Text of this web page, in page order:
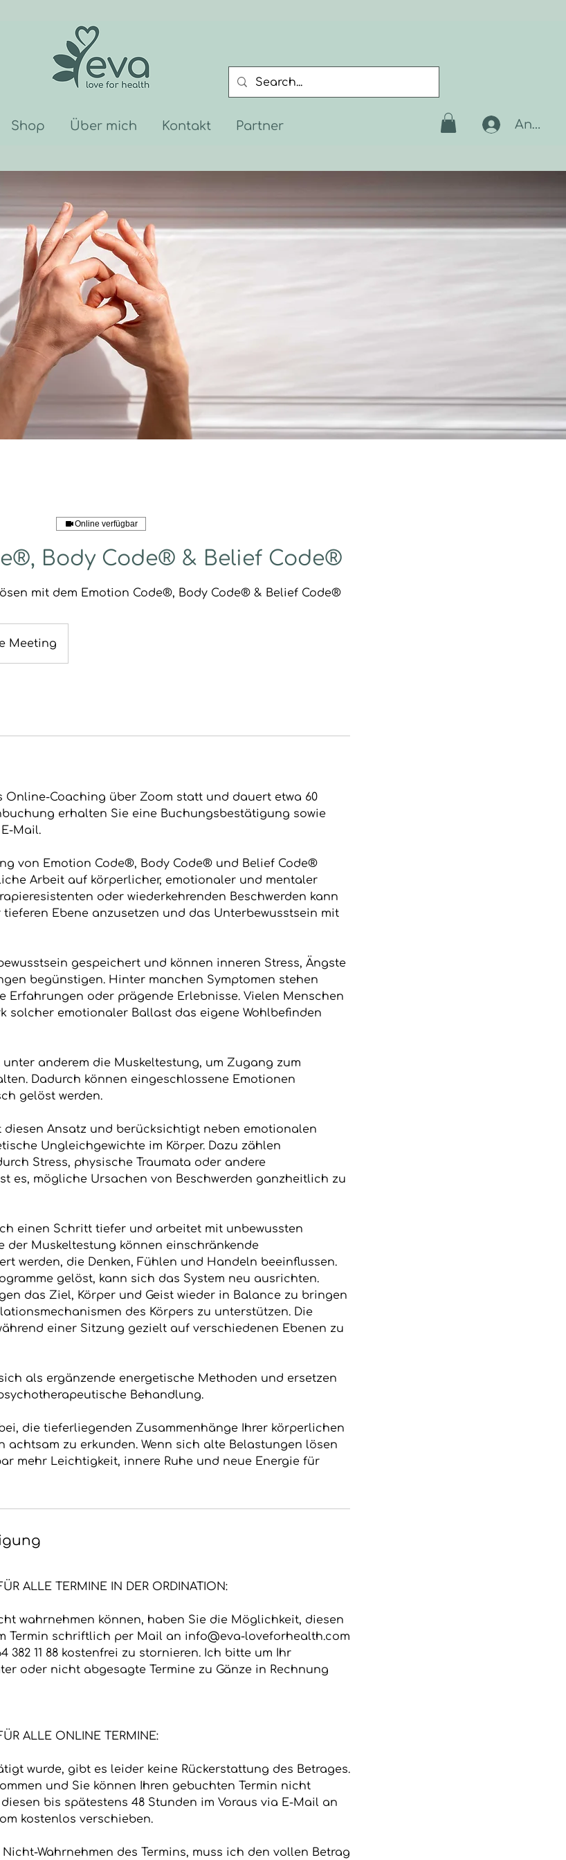
Shop Über mich Kontakt Partner
Online verfügbar
Body Code® & Belief Code®
mit dem Emotion Code®, Body Code® & Belief Code®
Meeting
Online-Coaching über Zoom statt und dauert etwa 60
erhalten Sie eine Buchungsbestätigung sowie
Mail.
von Emotion Code®, Body Code® und Belief Code®
Arbeit auf körperlicher, emotionaler und mentaler
oder wiederkehrenden Beschwerden kann
Ebene anzusetzen und das Unterbewusstsein mit
gespeichert und können inneren Stress, Ängste
begünstigen. Hinter manchen Symptomen stehen
Erfahrungen oder prägende Erlebnisse. Vielen Menschen
solcher emotionaler Ballast das eigene Wohlbefinden
anderem die Muskeltestung, um Zugang zum
Dadurch können eingeschlossene Emotionen
gelöst werden.
diesen Ansatz und berücksichtigt neben emotionalen
Ungleichgewichte im Körper. Dazu zählen
Stress, physische Traumata oder andere
es, mögliche Ursachen von Beschwerden ganzheitlich zu
einen Schritt tiefer und arbeitet mit unbewussten
der Muskeltestung können einschränkende
werden, die Denken, Fühlen und Handeln beeinflussen.
gelöst, kann sich das System neu ausrichten.
das Ziel, Körper und Geist wieder in Balance zu bringen
des Körpers zu unterstützen. Die
einer Sitzung gezielt auf verschiedenen Ebenen zu
als ergänzende energetische Methoden und ersetzen
Behandlung.
die tieferliegenden Zusammenhänge Ihrer körperlichen
achtsam zu erkunden. Wenn sich alte Belastungen lösen
mehr Leichtigkeit, innere Ruhe und neue Energie für
ALLE TERMINE IN DER ORDINATION:
wahrnehmen können, haben Sie die Möglichkeit, diesen
Termin schriftlich per Mail an info@eva-loveforhealth.com
382 11 88 kostenfrei zu stornieren. Ich bitte um Ihr
oder nicht abgesagte Termine zu Gänze in Rechnung
ALLE ONLINE TERMINE:
wurde, gibt es leider keine Rückerstattung des Betrages.
und Sie können Ihren gebuchten Termin nicht
bis spätestens 48 Stunden im Voraus via E-Mail an
kostenlos verschieben.
Wahrnehmen des Termins, muss ich den vollen Betrag